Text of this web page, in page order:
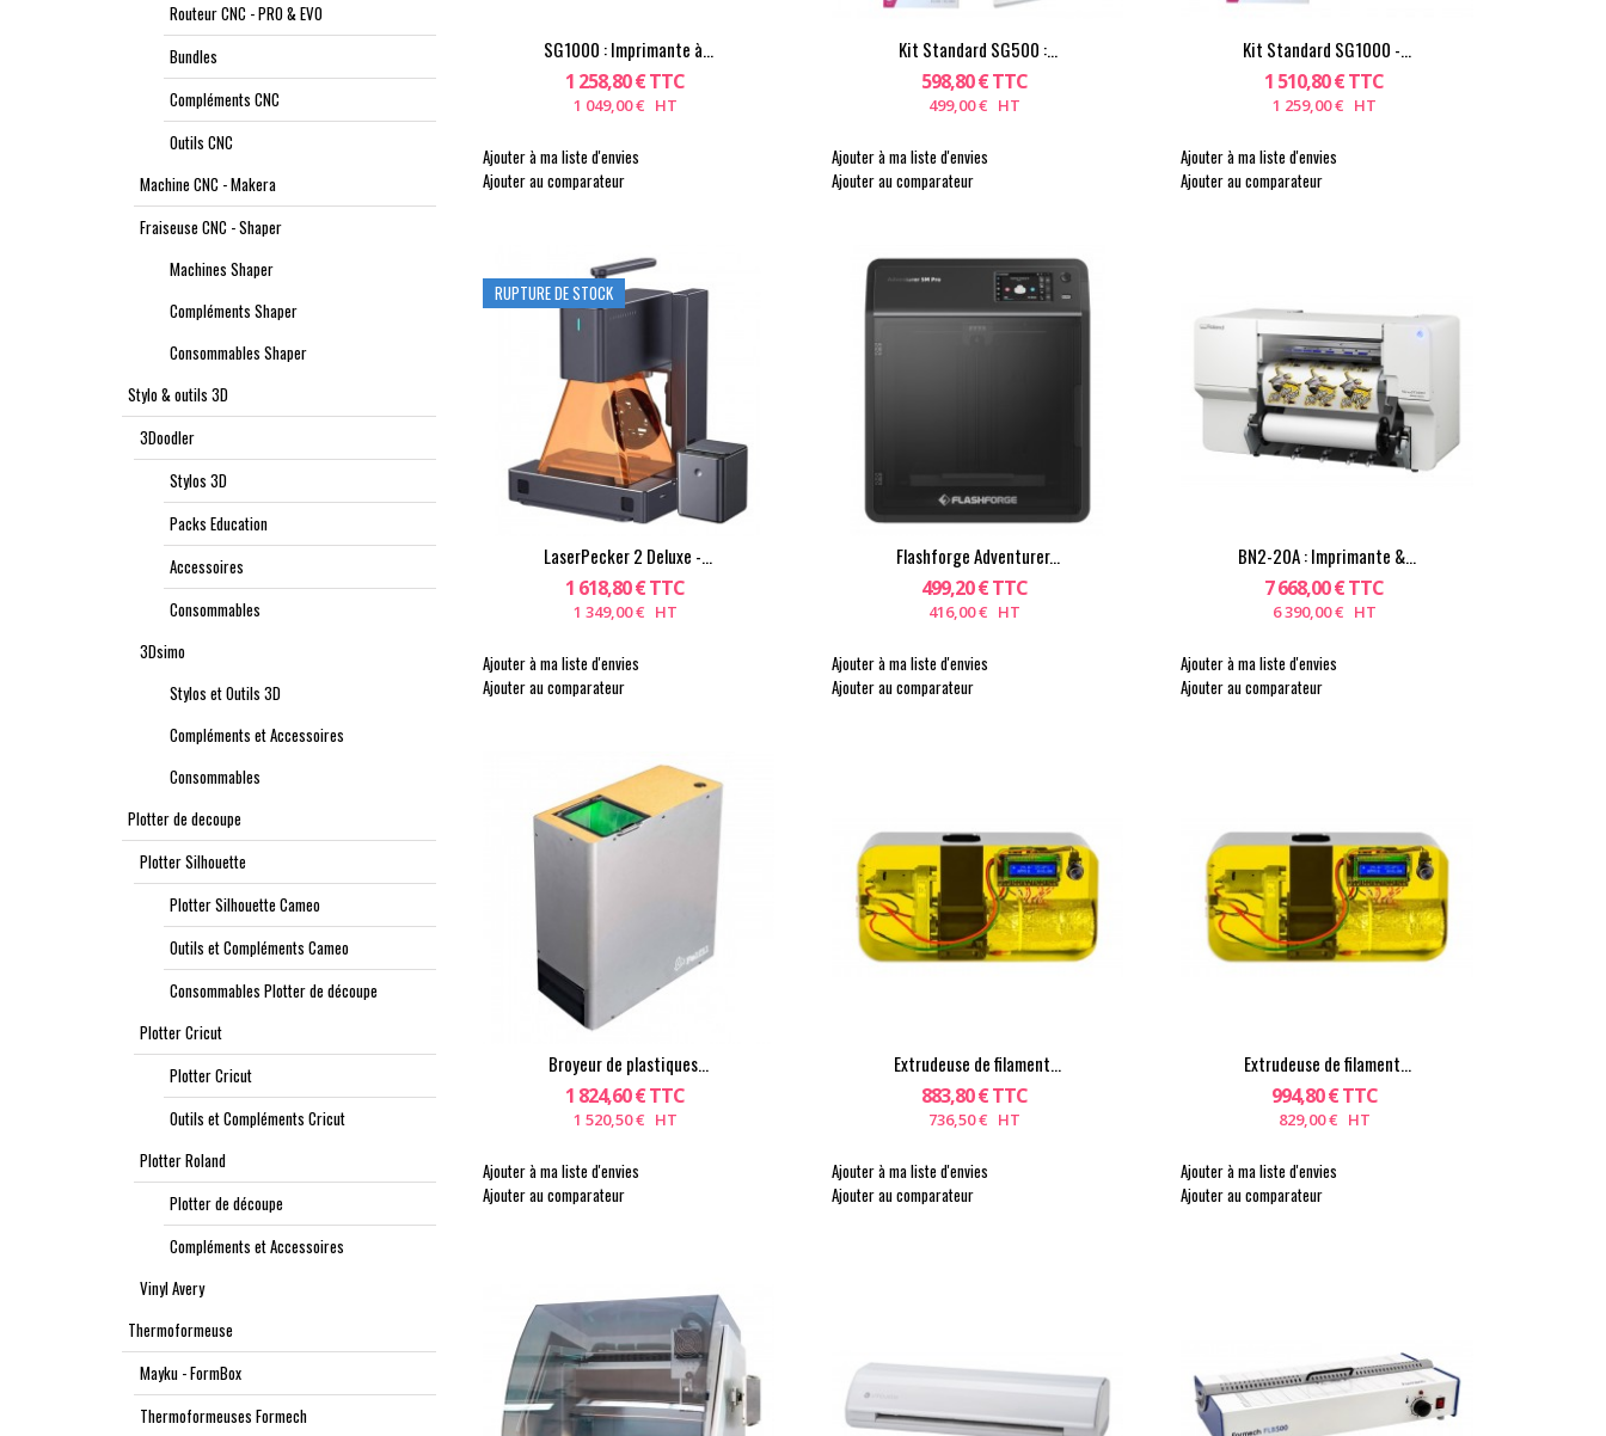
Routeur CNC - PRO & EVO
Bundles
Compléments CNC
Outils CNC
Machine CNC - Makera
Fraiseuse CNC - Shaper
Machines Shaper
Compléments Shaper
Consommables Shaper
Stylo & outils 3D
3Doodler
Stylos 3D
Packs Education
Accessoires
Consommables
3Dsimo
Stylos et Outils 3D
Compléments et Accessoires
Consommables
Plotter de decoupe
Plotter Silhouette
Plotter Silhouette Cameo
Outils et Compléments Cameo
Consommables Plotter de découpe
Plotter Cricut
Plotter Cricut
Outils et Compléments Cricut
Plotter Roland
Plotter de découpe
Compléments et Accessoires
Vinyl Avery
Thermoformeuse
Mayku - FormBox
Thermoformeuses Formech
SG1000 : Imprimante à...
1 258,80 € TTC
1 049,00 € HT
Ajouter à ma liste d'envies
Ajouter au comparateur
Kit Standard SG500 :...
598,80 € TTC
499,00 € HT
Ajouter à ma liste d'envies
Ajouter au comparateur
Kit Standard SG1000 -...
1 510,80 € TTC
1 259,00 € HT
Ajouter à ma liste d'envies
Ajouter au comparateur
RUPTURE DE STOCK
LaserPecker 2 Deluxe -...
1 618,80 € TTC
1 349,00 € HT
Ajouter à ma liste d'envies
Ajouter au comparateur
Flashforge Adventurer...
499,20 € TTC
416,00 € HT
Ajouter à ma liste d'envies
Ajouter au comparateur
BN2-20A : Imprimante &...
7 668,00 € TTC
6 390,00 € HT
Ajouter à ma liste d'envies
Ajouter au comparateur
Broyeur de plastiques...
1 824,60 € TTC
1 520,50 € HT
Ajouter à ma liste d'envies
Ajouter au comparateur
Extrudeuse de filament...
883,80 € TTC
736,50 € HT
Ajouter à ma liste d'envies
Ajouter au comparateur
Extrudeuse de filament...
994,80 € TTC
829,00 € HT
Ajouter à ma liste d'envies
Ajouter au comparateur